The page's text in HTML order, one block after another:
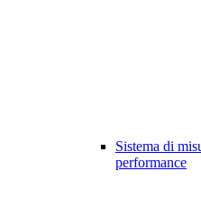
Sistema di
performance